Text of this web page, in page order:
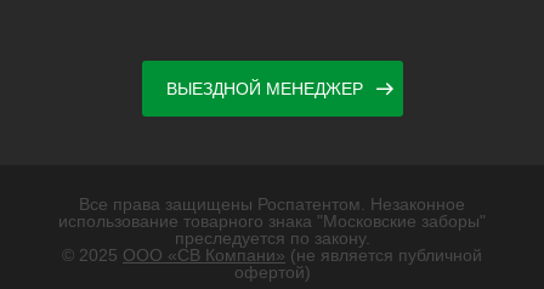
ВЫЕЗДНОЙ МЕНЕДЖЕР
Все права защищены Роспатентом. Незаконное
использование товарного знака "Московские заборы"
преследуется по закону.
© 2025 ООО «СВ Компани» (не является публичной
офертой)